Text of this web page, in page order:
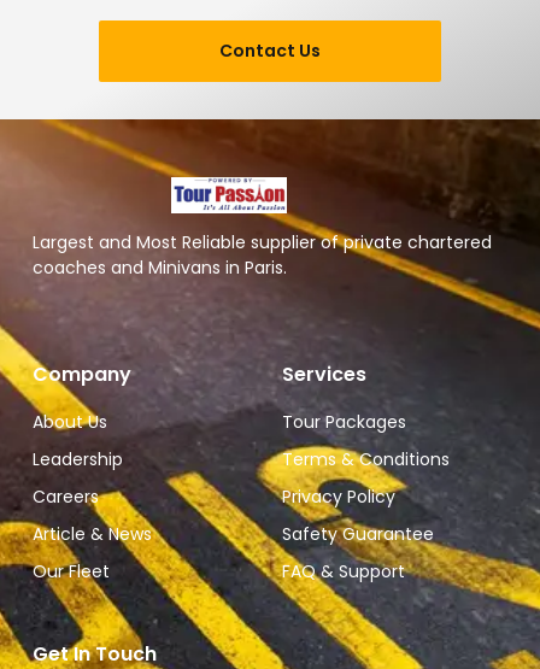
Contact Us
Largest and Most Reliable supplier of private chartered
coaches and Minivans in Paris.
Company
About Us
Leadership
Careers
Article & News
Our Fleet
Services
Tour Packages
Terms & Conditions
Privacy Policy
Safety Guarantee
FAQ & Support
Get In Touch